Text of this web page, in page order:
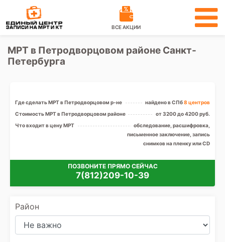
ВСЕ АКЦИИ
МРТ в Петродворцовом районе Санкт-
Петербурга
Где сделать МРТ в Петродворцовом р-не найдено в СПб8 центров
Стоимость МРТ в Петродворцовом районе
от 3200 до 4200 руб.
Что входит в цену МРТ
обследование, расшифровка,
письменное заключение, запись
снимков на пленку или CD
ПОЗВОНИТЕ ПРЯМО СЕЙЧАС
7(812)209-10-39
Район